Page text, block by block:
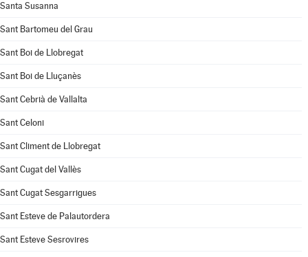
Santa Susanna
Sant Bartomeu del Grau
Sant Boi de Llobregat
Sant Boi de Lluçanès
Sant Cebrià de Vallalta
Sant Celoni
Sant Climent de Llobregat
Sant Cugat del Vallès
Sant Cugat Sesgarrigues
Sant Esteve de Palautordera
Sant Esteve Sesrovires